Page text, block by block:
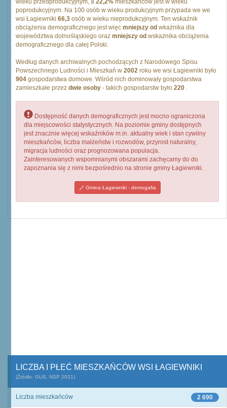
wieku przedprodukcyjnym, a 22,2% mieszkańców jest w wieku
poprodukcyjnym. Na 100 osób w wieku produkcyjnym przypada we we
wsi Łagiewniki 66,3 osób w wieku nieprodukcyjnym. Ten wskaźnik
obciążenia demograficznego jest więc mniejszy od wkażnika dla
województwa dolnośląskiego oraz mniejszy od wskażnika obciążenia
demograficznego dla całej Polski.
Według danych archiwalnych pochodzących z Narodowego Spisu
Powszechnego Ludności i Mieszkań w 2002 roku we wsi Łagiewniki było
904 gospodarstwa domowe. Wśród nich dominowały gospodarstwa
zamieszkałe przez dwie osoby - takich gospodarstw było 220 .
Dostępność danych demograficznych jest mocno ograniczona
dla miejscowości statystycznych. Na poziomie gminy dostępnych
jest znacznie więcej wskaźników m.in. aktualny wiek i stan cywilny
mieszkańców, liczba małżeństw i rozwodów, przyrost naturalny,
migracja ludności oraz prognozowana populacja.
Zainteresowanych wspomnianymi obszarami zachęcamy do do
zapoznania się z nimi bezpośrednio na stronie gminy Łagiewniki.
Gmina Łagiewniki - demogafia
LICZBA I PŁEĆ MIESZKAŃCÓW WSI ŁAGIEWNIKI
(Źródło: GUS, NSP 2021)
2 690
Liczba mieszkańców